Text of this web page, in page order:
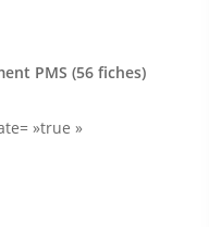
PMS (56 fiches)
»true »